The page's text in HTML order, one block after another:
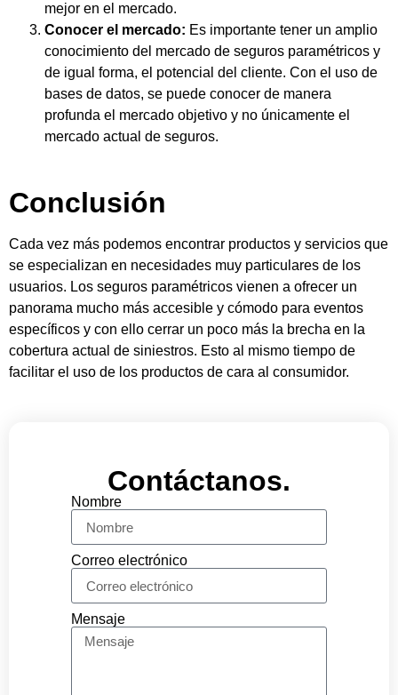
mejor en el mercado.
Conocer el mercado: Es importante tener un amplio
conocimiento del mercado de seguros paramétricos y
de igual forma, el potencial del cliente. Con el uso de
bases de datos, se puede conocer de manera
profunda el mercado objetivo y no únicamente el
mercado actual de seguros.
Conclusión
Cada vez más podemos encontrar productos y servicios que
se especializan en necesidades muy particulares de los
usuarios. Los seguros paramétricos vienen a ofrecer un
panorama mucho más accesible y cómodo para eventos
específicos y con ello cerrar un poco más la brecha en la
cobertura actual de siniestros. Esto al mismo tiempo de
facilitar el uso de los productos de cara al consumidor.
Contáctanos.
Nombre
Correo electrónico
Mensaje